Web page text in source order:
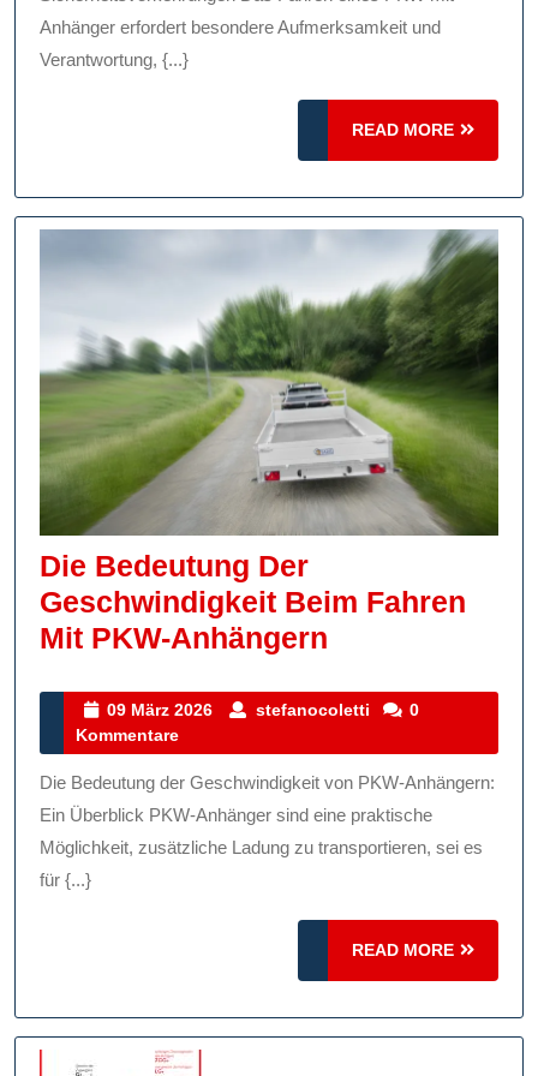
Tipps
Anhänger erfordert besondere Aufmerksamkeit und
Verantwortung, {...}
READ MORE
READ
MORE
Die Bedeutung Der
Geschwindigkeit Beim Fahren
Mit PKW-Anhängern
Der
Beim
Fahren
Mit
Anhängern
09 März 2026
09
2026
stefanocoletti stefanocoletti
0
Kommentare
Die Bedeutung der Geschwindigkeit von PKW-Anhängern:
Ein Überblick PKW-Anhänger sind eine praktische
Möglichkeit, zusätzliche Ladung zu transportieren, sei es
für {...}
READ MORE
READ
MORE